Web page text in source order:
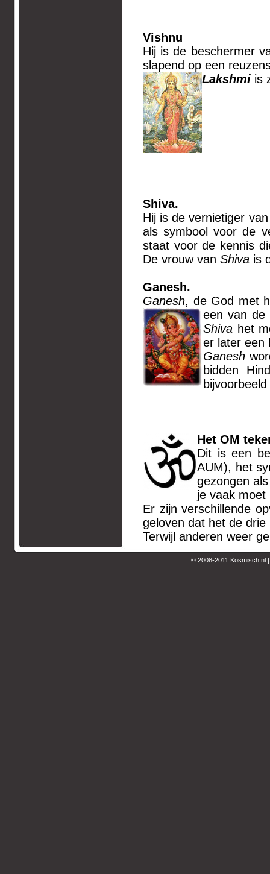
Hij is de beschermer
slapend op een
Lakshmi is
Hij is de vernietiger
als symbool voor de
staat voor de kennis
De vrouw van Shiva is
Ganesh.
Ganesh, de God met
een van de
Shiva het
er later een
Ganesh
bidden
Het OM
Dit is een
AUM), het
gezongen
je vaak moet
Er zijn verschillende
geloven dat het de
Terwijl anderen weer
© 2008-2011 Kosmisch.nl